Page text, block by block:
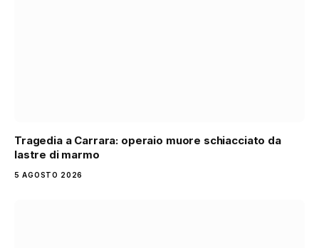
Tragedia a Carrara: operaio muore schiacciato da
lastre di marmo
5 AGOSTO 2026